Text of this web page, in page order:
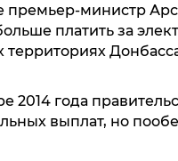
премьер-министр
платить за
2014 года
выплат, но